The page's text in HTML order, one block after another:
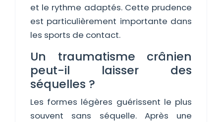
et le rythme adaptés. Cette prudence
est particulièrement importante dans
les sports de contact.
Un traumatisme crânien
peut-il laisser des
séquelles ?
Les formes légères guérissent le plus
souvent sans séquelle. Après une